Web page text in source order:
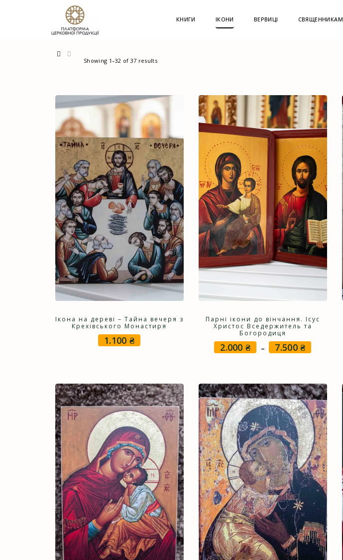
КНИГИ ІКОНИ ВЕРВИЦІ СВЯЩЕННИКАМ
Showing 1–32 of 37 results
Ікона на дереві – Тайна вечеря з
Крехівського Монастиря
1.100 ₴
Парні ікони до вінчання. Ісус
Христос Вседержитель та
Богородиця
2.000₴ – 7.500₴
7.500 ₴